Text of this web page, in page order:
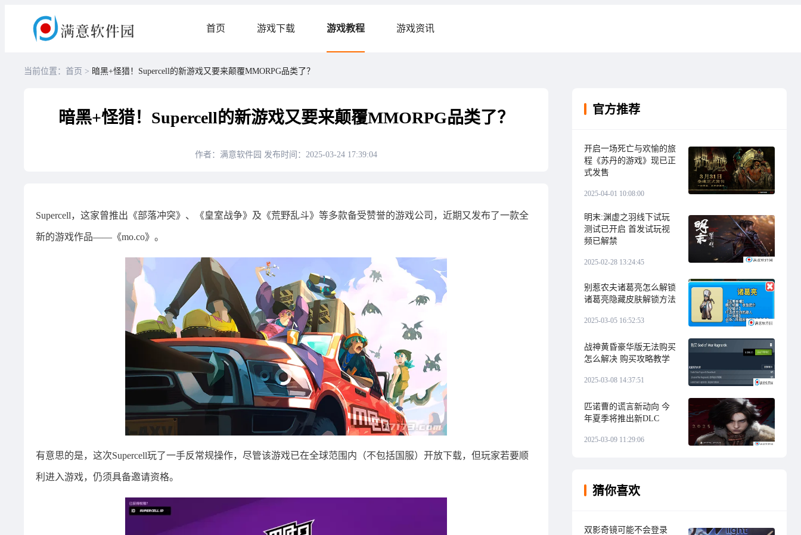
首页 游戏下载 游戏教程 游戏资讯
当前位置：首页 > 暗黑+怪猎！Supercell的新游戏又要来颠覆MMORPG品类了？
暗黑+怪猎！Supercell的新游戏又要来颠覆MMORPG品类了？
作者：满意软件园 发布时间：2025-03-24 17:39:04
Supercell，这家曾推出《部落冲突》、《皇室战争》及《荒野乱斗》等多款备受赞誉的游戏公司，近期又发布了一款全
新的游戏作品——《mo.co》。
有意思的是，这次Supercell玩了一手反常规操作，尽管该游戏已在全球范围内（不包括国服）开放下载，但玩家若要顺
利进入游戏，仍须具备邀请资格。
官方推荐
开启一场死亡与欢愉的旅
程《苏丹的游戏》现已正
式发售
2025-04-01 10:08:00
明末:渊虚之羽线下试玩
测试已开启 首发试玩视
频已解禁
2025-02-28 13:24:45
别惹农夫诸葛亮怎么解锁
诸葛亮隐藏皮肤解锁方法
2025-03-05 16:52:53
战神黄昏豪华版无法购买
怎么解决 购买攻略教学
2025-03-08 14:37:51
匹诺曹的谎言新动向 今
年夏季将推出新DLC
2025-03-09 11:29:06
猜你喜欢
双影奇镜可能不会登录